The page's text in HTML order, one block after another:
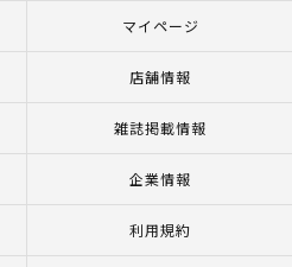
マイページ
店舗情報
雑誌掲載情報
企業情報
利用規約